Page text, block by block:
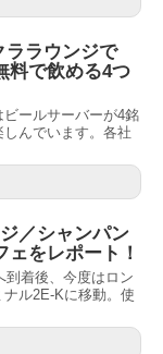
ララウンジで
料で飲める4つ
ールサーバーが4銘
んでいます。各社
／シャンパン
ェをレポート！
到着後、今度はロン
ナル2E-Kに移動。使